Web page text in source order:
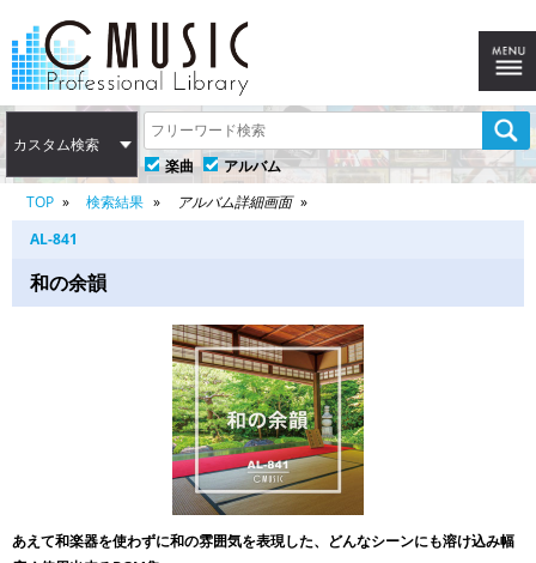
カスタム検索
楽曲
アルバム
TOP
検索結果
アルバム詳細画面
AL-841
和の余韻
あえて和楽器を使わずに和の雰囲気を表現した、どんなシーンにも溶け込み幅